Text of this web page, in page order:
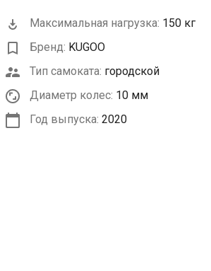
Максимальная нагрузка: 150 кг
Бренд: KUGOO
Тип самоката: городской
Диаметр колес: 10 мм
Год выпуска: 2020